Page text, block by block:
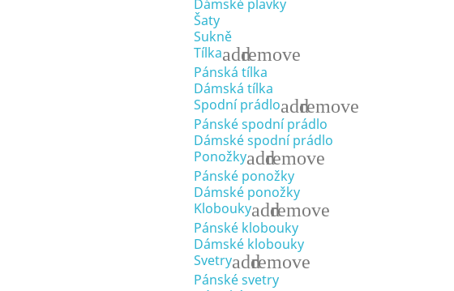
Dámské plavky
Šaty
Sukně
Tílkaaddremove
Pánská tílka
Dámská tílka
Spodní prádloaddremove
Pánské spodní prádlo
Dámské spodní prádlo
Ponožkyaddremove
Pánské ponožky
Dámské ponožky
Kloboukyaddremove
Pánské klobouky
Dámské klobouky
Svetryaddremove
Pánské svetry